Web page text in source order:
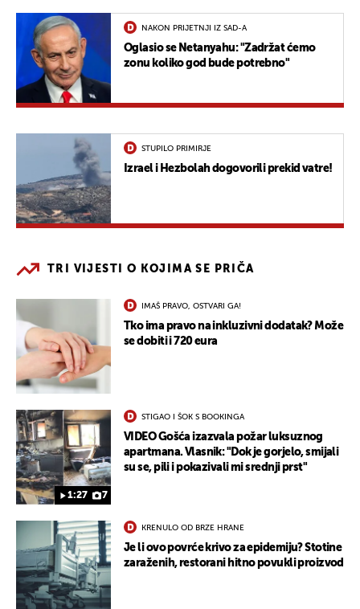
NAKON PRIJETNJI IZ SAD-A
Oglasio se Netanyahu: "Zadržat ćemo
zonu koliko god bude potrebno"
STUPILO PRIMIRJE
Izrael i Hezbolah dogovorili prekid vatre!
TRI VIJESTI O KOJIMA SE PRIČA
IMAŠ PRAVO, OSTVARI GA!
Tko ima pravo na inkluzivni dodatak? Može
se dobiti i 720 eura
1:27 7
STIGAO I ŠOK S BOOKINGA
VIDEO Gošća izazvala požar luksuznog
apartmana. Vlasnik: "Dok je gorjelo, smijali
su se, pili i pokazivali mi srednji prst"
KRENULO OD BRZE HRANE
Je li ovo povrće krivo za epidemiju? Stotine
zaraženih, restorani hitno povukli proizvod